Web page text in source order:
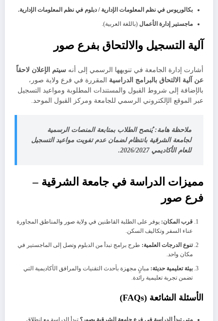
بكالوريوس في نظم المعلومات الإدارية / دبلوم في نظم المعلومات الإدارية.
ماجستير إدارة الأعمال (باللغة العربية).
​آلية التسجيل والالتحاق بفرع صور
​أشارت إدارة الجامعة في تنويهها الرسمي إلى أنه سيتم الإعلان لاحقاً
عن آلية الالتحاق بالبرامج الدراسية المقررة في فرع ولاية صور،
بالإضافة إلى شروط القبول والمستندات المطلوبة ومواعيد التسجيل
عبر الموقع الإلكتروني الرسمي للجامعة ومركز القبول الموحد.
ملاحظة هامة:يُنصح الطلاب بمتابعة المنصات الرسمية
لجامعة الشرقية بانتظام لضمان عدم تفويت مواعيد التسجيل
للعام الأكاديمي 2026/2027.
​مميزات الدراسة في جامعة الشرقية –
فرع صور
قرب المكان: يوفر على الطلبة القاطنين في ولاية صور والمناطق المجاورة
عناء السفر وتكاليف السكن.
تنوع الدرجات العلمية: طرح برامج تبدأ من الدبلوم وتصل إلى الماجستير في
مكان واحد.
بيئة تعليمية حديثة: مبانٍ مجهزة بأحدث التقنيات والمرافق الأكاديمية التي
تضمن تجربة تعليمية رائدة.
​الأسئلة الشائعة (FAQs)